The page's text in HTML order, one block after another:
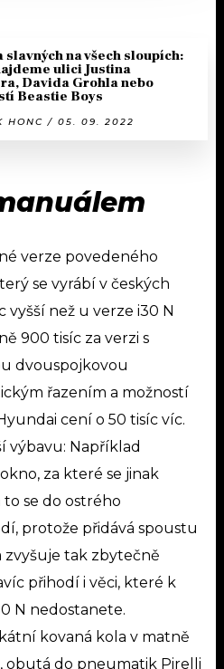
slavných na všech sloupích:
ulici Justina
Davida Grohla nebo
Beastie Boys
HONC / 05. 09. 2022
verze povedeného
se vyrábí v českých
vyšší než u verze i30 N
900 tisíc za verzi s
dvouspojkovou
řazením a možností
cení o 50 tisíc víc.
výbavu: Například
za které se jinak
se do ostrého
protože přidává spoustu
zvyšuje tak zbytečně
přihodí i věci, které k
N nedostanete.
kovaná kola v matně
obutá do pneumatik Pirelli